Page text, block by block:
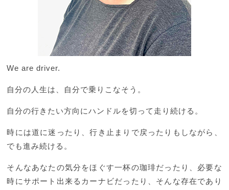
We are driver.
自分の人生は、自分で乗りこなそう。
自分の行きたい方向にハンドルを切って走り続ける。
時には道に迷ったり、行き止まりで戻ったりもしながら、
でも進み続ける。
そんなあなたの気分をほぐす一杯の珈琲だったり、必要な
時にサポート出来るカーナビだったり、そんな存在であり